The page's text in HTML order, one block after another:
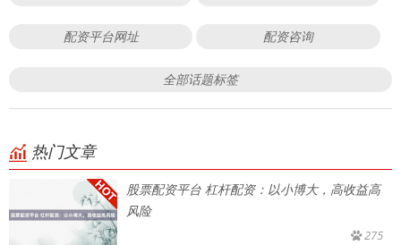
配资平台网址 配资咨询
全部话题标签
热门文章
股票配资平台 杠杆配资：以小博大，高收益高
风险
275